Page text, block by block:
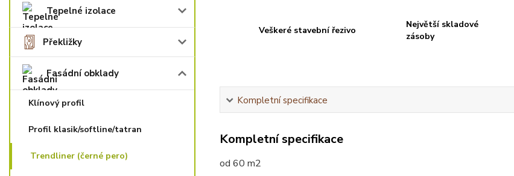
Tepelné izolace
Překližky
Fasádní obklady
Klínový profil
Profil klasik/softline/tatran
Trendliner (černé pero)
Veškeré stavební řezivo
Největší skladové
zásoby
Kompletní specifikace
Kompletní specifikace
od 60 m2